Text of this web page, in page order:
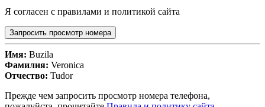
Я согласен с правилами и политикой сайта
Запросить просмотр номера
Имя: Buzila
Фамилия: Veronica
Отчество: Tudor
Прежде чем запросить просмотр номера телефона,